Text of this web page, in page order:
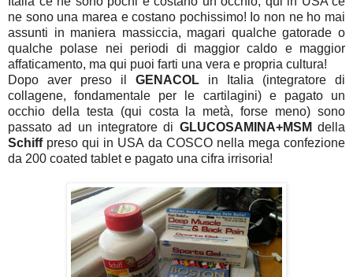
ne sono una marea e costano pochissimo! Io non ne ho mai
assunti in maniera massiccia, magari qualche gatorade o
qualche polase nei periodi di maggior caldo e maggior
affaticamento, ma qui puoi farti una vera e propria cultura!
Dopo aver preso il GENACOL in Italia (integratore di
collagene, fondamentale per le cartilagini) e pagato un
occhio della testa (qui costa la metà, forse meno) sono
passato ad un integratore di GLUCOSAMINA+MSM della
Schiffpreso qui in USA da COSCO nella mega confezione
da 200 coated tablet e pagato una cifra irrisoria!